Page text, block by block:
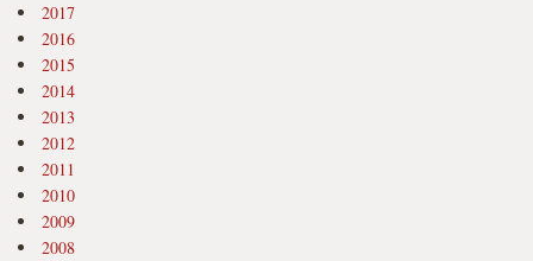
2017
2016
2015
2014
2013
2012
2011
2010
2009
2008